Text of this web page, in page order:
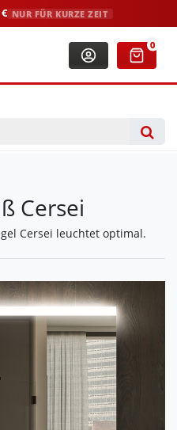
NUR FÜR KURZE ZEIT
0
Cersei
Cersei leuchtet optimal.